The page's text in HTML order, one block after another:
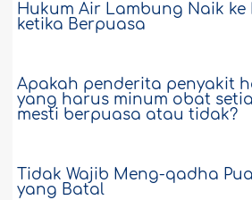
Hukum Air Lambung Naik
ketika Berpuasa
Apakah penderita penyakit
yang harus minum obat
mesti berpuasa atau tidak?
Tidak Wajib Meng-qadha
yang Batal